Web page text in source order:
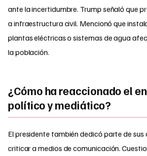
ante la incertidumbre. Trump señaló que
a infraestructura civil. Mencionó que
plantas eléctricas o sistemas de agua
la población.
¿Cómo ha reaccionado el
político y mediático?
El presidente también dedicó parte de sus
criticar a medios de comunicación.